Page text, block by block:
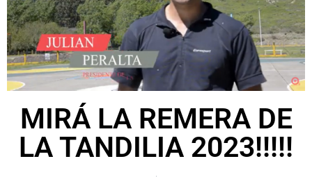
MIRÁ LA REMERA DE
LA TANDILIA 2023!!!!!